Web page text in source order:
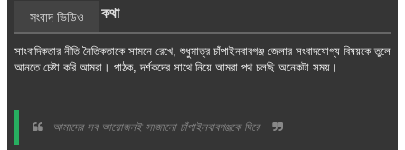
সংবাদ ভিডিও কথা
সাংবাদিকতার নীতি নৈতিকতাকে সামনে রেখে, শুধুমাত্র চাঁপাইনবাবগঞ্জ জেলার সংবাদযোগ্য বিষয়কে তুলে
আনতে চেষ্টা করি আমরা। পাঠক, দর্শকদের সাথে নিয়ে আমরা পথ চলছি অনেকটা সময়।
আমাদের সব আয়োজনই সাজানো চাঁপাইনবাবগঞ্জকে ঘিরে